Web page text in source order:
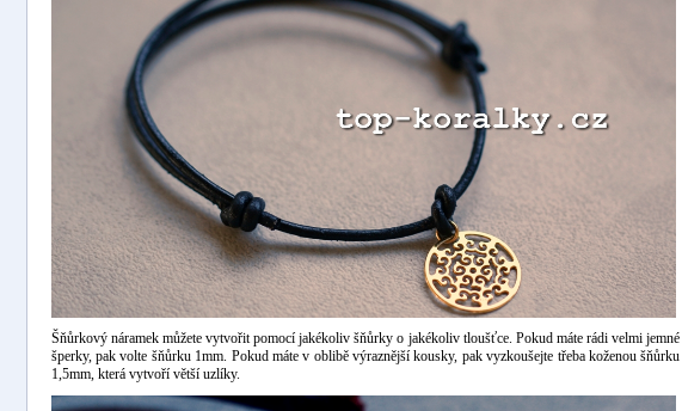
Šňůrkový náramek můžete vytvořit pomocí jakékoliv šňůrky o jakékoliv tloušťce. Pokud máte rádi velmi jemné
šperky, pak volte šňůrku 1mm. Pokud máte v oblibě výraznější kousky, pak vyzkoušejte třeba koženou šňůrku
1,5mm, která vytvoří větší uzlíky.